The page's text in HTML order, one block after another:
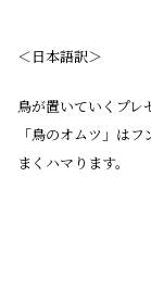
＜日本語訳＞
鳥が置いていくプレ
「鳥のオムツ」は
まくハマります。